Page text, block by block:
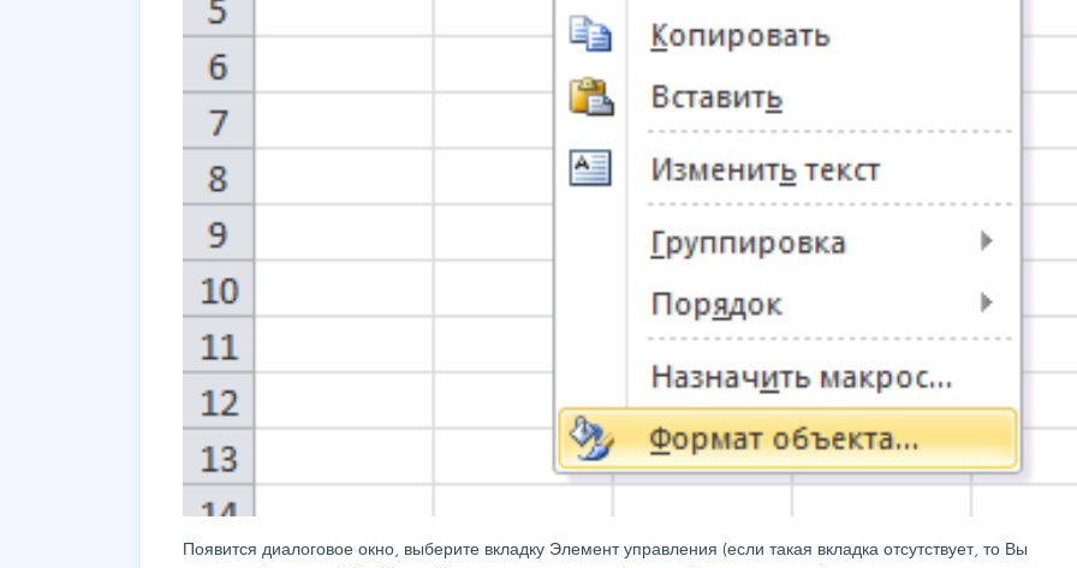
Появится диалоговое окно, выберите вкладку Элемент управления (если такая вкладка отсутствует, то Вы